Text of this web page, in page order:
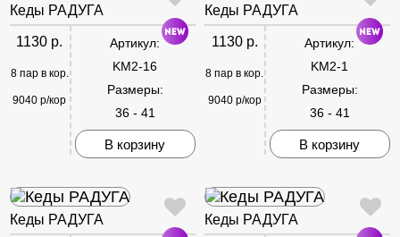
Кеды РАДУГА
1130 р.
8 пар в кор.
9040 р/кор
Артикул:
KM2-16
Размеры:
36 - 41
В корзину
Кеды РАДУГА
1130 р.
8 пар в кор.
9040 р/кор
Артикул:
KM2-1
Размеры:
36 - 41
В корзину
Кеды РАДУГА Кеды РАДУГА